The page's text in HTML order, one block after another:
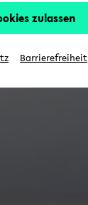
zulassen
Barrierefreiheit